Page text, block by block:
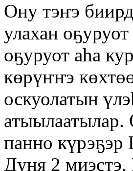
Ону тэҥэ
улахан
оҕуруот аһа
көрүҥҥэ
оскуолатын
атыылаатылар.
панно күрэҕэр
Дуня 2 миэстэ,